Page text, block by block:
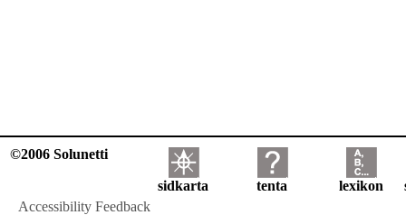
©2006 Solunetti
sidkarta tenta lexikon
Accessibility Feedback